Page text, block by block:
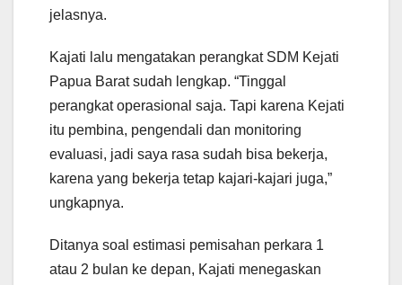
jelasnya.
Kajati lalu mengatakan perangkat SDM Kejati
Papua Barat sudah lengkap. “Tinggal
perangkat operasional saja. Tapi karena Kejati
itu pembina, pengendali dan monitoring
evaluasi, jadi saya rasa sudah bisa bekerja,
karena yang bekerja tetap kajari-kajari juga,”
ungkapnya.
Ditanya soal estimasi pemisahan perkara 1
atau 2 bulan ke depan, Kajati menegaskan